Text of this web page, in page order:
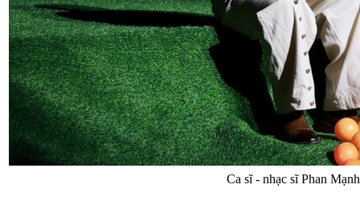
Ca sĩ - nhạc sĩ Phan